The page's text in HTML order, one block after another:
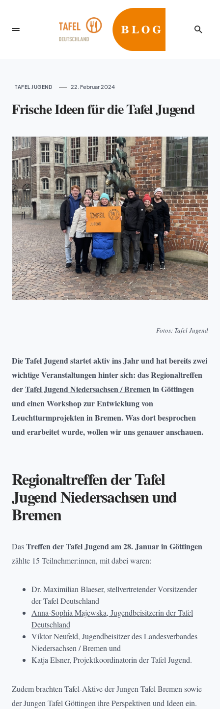
TAFEL JUGEND 22. Februar 2024
Frische Ideen für die Tafel Jugend
Fotos: Tafel Jugend
Die Tafel Jugend startet aktiv ins Jahr und hat bereits zwei
wichtige Veranstaltungen hinter sich: das Regionaltreffen
derTafel Jugend Niedersachsen / Bremenin Göttingen
und einen Workshop zur Entwicklung von
Leuchtturmprojekten in Bremen. Was dort besprochen
und erarbeitet wurde, wollen wir uns genauer anschauen.
Regionaltreffen der Tafel
Jugend Niedersachsen und
Bremen
DasTreffen der Tafel Jugend am 28. Januar in Göttingen
zählte 15 Teilnehmer:innen, mit dabei waren:
Dr. Maximilian Blaeser, stellvertretender Vorsitzender
der Tafel Deutschland
Anna-Sophia Majewska, Jugendbeisitzerin der Tafel
Deutschland
Viktor Neufeld, Jugendbeisitzer des Landesverbandes
Niedersachsen / Bremen und
Katja Elsner, Projektkoordinatorin der Tafel Jugend.
Zudem brachten Tafel-Aktive der Jungen Tafel Bremen sowie
der Jungen Tafel Göttingen ihre Perspektiven und Ideen ein.